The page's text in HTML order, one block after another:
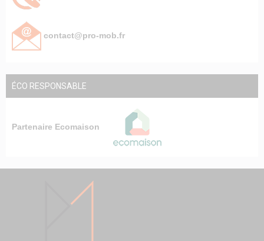
contact@pro-mob.fr
ÉCO RESPONSABLE
Partenaire Ecomaison